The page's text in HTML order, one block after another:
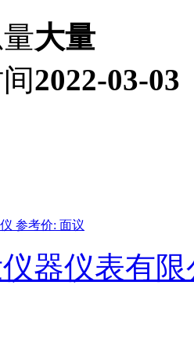
大量
2022-03-03
参考价: 面议
仪器仪表有